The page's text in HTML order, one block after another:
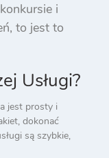
i
to jest to
Usługi?
jest prosty i
dokonać
są szybkie,